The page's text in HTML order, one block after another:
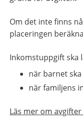
Om det inte finns
placeringen
Inkomstuppgift ska
när barnet
när familjens
Läs mer om